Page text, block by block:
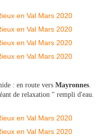
: en route vers Mayronnes.
de relaxation " rempli d'eau.